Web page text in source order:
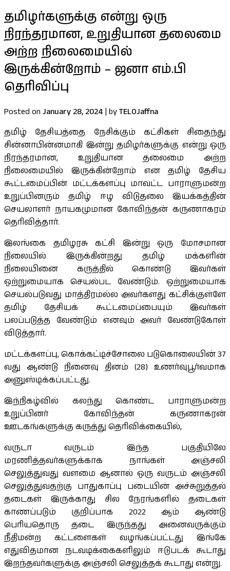
தமிழர்களுக்கு என்று ஒரு
நிரந்தரமான, உறுதியான தலைமை
அற்ற நிலைமையில்
இருக்கின்றோம் – ஜனா எம்.பி
தெரிவிப்பு
Posted on January 28, 2024 | byTELOJaffna
தமிழ் தேசியத்தை நேசிக்கும் கட்சிகள் சிதைந்து
சின்னாபின்னமாகி இன்று தமிழர்களுக்கு என்று ஒரு
நிரந்தரமான, உறுதியான தலைமை அற்ற
நிலைமையில் இருக்கின்றோம் என தமிழ் தேசிய
கூட்டமைப்பின் மட்டக்களப்பு மாவட்ட பாராளுமன்ற
உறுப்பினரும் தமிழ் ஈழ விடுதலை இயக்கத்தின்
செயலாளர் நாயகமுமான கோவிந்தன் கருணாகரம்
தெரிவித்தார்.
இலங்கை தமிழரசு கட்சி இன்று ஒரு மோசமான
நிலையில் இருக்கின்றது தமிழ் மக்களின்
நிலையினை கருத்தில் கொண்டு இவர்கள்
ஒற்றுமையாக செயல்பட வேண்டும். ஒற்றுமையாக
செயல்படுவது மாத்திரமல்ல அவர்களது கட்சிக்குள்ளே
தமிழ் தேசியக் கூட்டமைப்பையும் இவர்கள்
பலப்படுத்த வேண்டும் எனவும் அவர் வேண்டுகோள்
விடுத்தார்.
மட்டக்களப்பு, கொக்கட்டிச்சோலை படுகொலையின் 37
வது ஆண்டு நினைவு தினம் (28) உணர்வுபூர்வமாக
அனுஸ்டிக்கப்பட்டது.
இந்நிகழ்வில் கலந்து கொண்ட பாராளுமன்ற
உறுப்பினர் கோவிந்தன் கருணாகரன்
ஊடகங்களுக்கு கருத்து தெரிவிக்கையில்,
வருடா வருடம் இந்த பகுதியிலே
மரணித்தவர்களுக்காக நாங்கள் அஞ்சலி
செலுத்துவது வளமை ஆனால் ஒரு வருடம் அஞ்சலி
செலுத்துவதற்கு பாதுகாப்பு படையின் அச்சுறுத்தல்
தடைகள் இருக்காது சில நேரங்களில் தடைகள்
காணப்படும் குறிப்பாக 2022 ஆம் ஆண்டு
பெரியதொரு தடை இருந்தது அனைவருக்கும்
நீதிமன்ற கட்டளைகள் வழங்கப்பட்டது இங்கே
எதுவிதமான நடவடிக்கைகளிலும் ஈடுபடக் கூடாது
இறந்தவர்களுக்கு அஞ்சலி செலுத்தக் கூடாது என்று.